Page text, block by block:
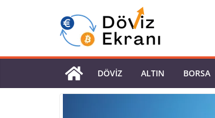
DÖVIZ ALTIN BORSA